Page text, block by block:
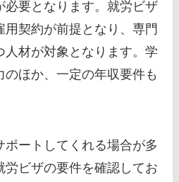
必要となります。就労ビザ
契約が前提となり、専門
人材が対象となります。学
ほか、一定の年収要件も
ートしてくれる場合が多
労ビザの要件を確認してお